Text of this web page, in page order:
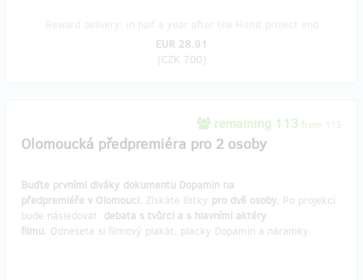
EUR 28.91
(CZK 700)
remaining 113 from 115
Olomoucká předpremiéra pro 2 osoby
Buďte prvními diváky dokumentu Dopamin na
předpremiéře v Olomouci. Získáte lístky pro dvě osoby. Po projekci
bude následovat debata s tvůrci a s hlavními aktéry
filmu. Odnesete si filmový plakát, placky Dopamin a náramky.